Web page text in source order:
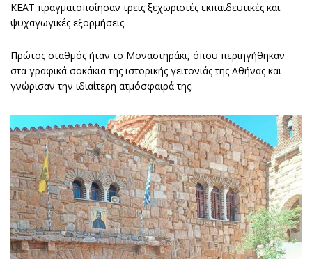
ΚΕΑΤ πραγματοποίησαν τρεις ξεχωριστές εκπαιδευτικές και
ψυχαγωγικές εξορμήσεις.
Πρώτος σταθμός ήταν το Μοναστηράκι, όπου περιηγήθηκαν
στα γραφικά σοκάκια της ιστορικής γειτονιάς της Αθήνας και
γνώρισαν την ιδιαίτερη ατμόσφαιρά της.